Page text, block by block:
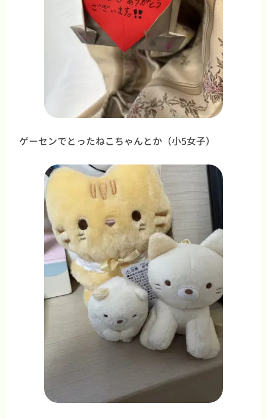
ゲーセンでとったねこちゃんとか（小5女子）